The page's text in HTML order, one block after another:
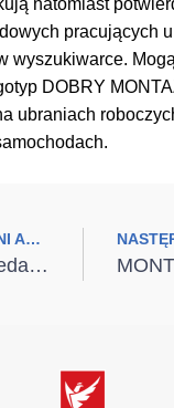
natomiast
pracujących
wyszukiwarce.
DOBRY
ubraniach
POPRZEDNI ARTYKUŁ
Jak sprzedać produkt z profesjonalnym montażem? – szkolenia w ramach kampanii “DOBRY MONTAŻ”